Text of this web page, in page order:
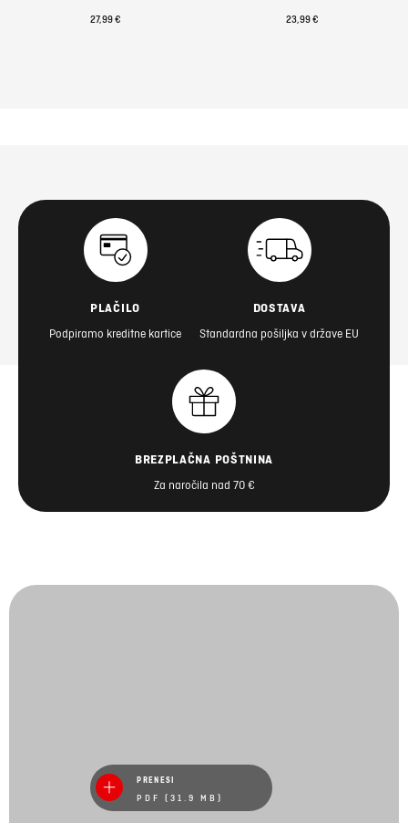
27,99 € 23,99 €
PLAČILO
Podpiramo kreditne kartice
DOSTAVA
Standardna pošiljka v države EU
BREZPLAČNA POŠTNINA
Za naročila nad 70 €
PRENESI
PDF (31.9 MB)